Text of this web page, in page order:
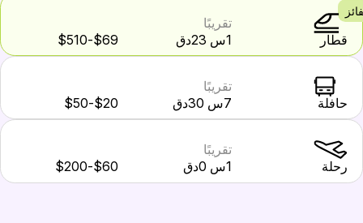
قطار
تقريبًا
1س 23دق
$69-$510
حافلة
تقريبًا
7س 30دق
$20-$50
رحلة
تقريبًا
1س 0دق
$60-$200